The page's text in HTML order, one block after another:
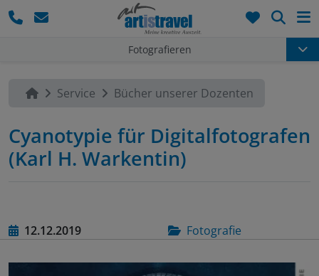
Fotografieren
Service Bücher unserer Dozenten
Cyanotypie für Digitalfotografen
(Karl H. Warkentin)
12.12.2019 Fotografie